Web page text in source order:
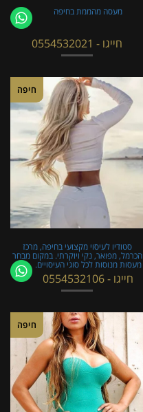
מעסה מהממת בחיפה
חייגו - 0554532021
חיפה
סטודיו לעיסוי מקצועי בחיפה, מרכז
הכרמל, מפואר, נקי ויוקרתי. במקום מבחר
מעסות מנוסות לכל סוגי העיסויים.
חייגו - 0554532106
חיפה